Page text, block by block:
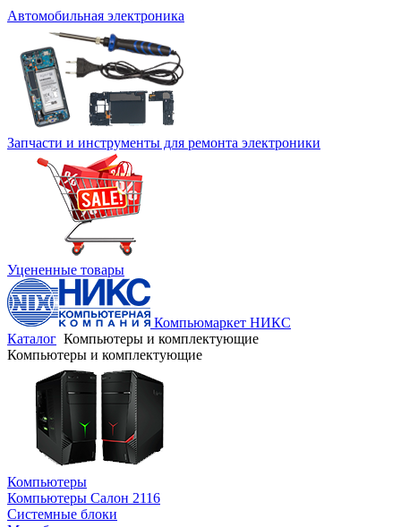
Автомобильная электроника
Запчасти и инструменты для ремонта электроники
Уцененные товары
Компьюмаркет НИКС
Каталог Компьютеры и комплектующие
Компьютеры и комплектующие
Компьютеры
Компьютеры Салон 2116
Системные блоки